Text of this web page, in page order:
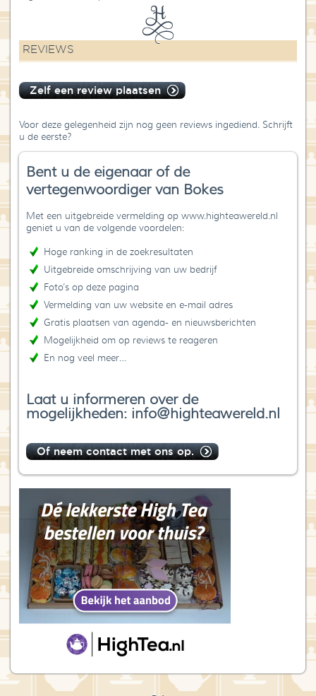
REVIEWS
Zelf een review plaatsen
Voor deze gelegenheid zijn nog geen reviews ingediend. Schrijft
u de eerste?
Bent u de eigenaar of de
vertegenwoordiger van Bokes
Met een uitgebreide vermelding op www.highteawereld.nl
geniet u van de volgende voordelen:
Hoge ranking in de zoekresultaten
Uitgebreide omschrijving van uw bedrijf
Foto’s op deze pagina
Vermelding van uw website en e-mail adres
Gratis plaatsen van agenda- en nieuwsberichten
Mogelijkheid om op reviews te reageren
En nog veel meer…
Laat u informeren over de
mogelijkheden: info@highteawereld.nl
Of neem contact met ons op.